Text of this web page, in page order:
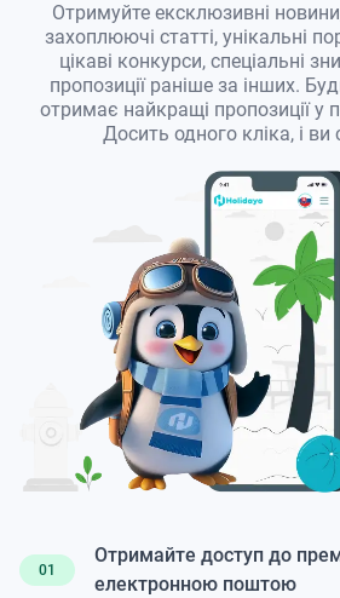
Отримуйте ексклюзивні
захоплюючі статті, унікальні
цікаві конкурси, спеціальні
пропозиції раніше за інших.
отримає найкращі пропозиції у
Досить одного кліка, і ви
01
Отримайте доступ до
електронною поштою